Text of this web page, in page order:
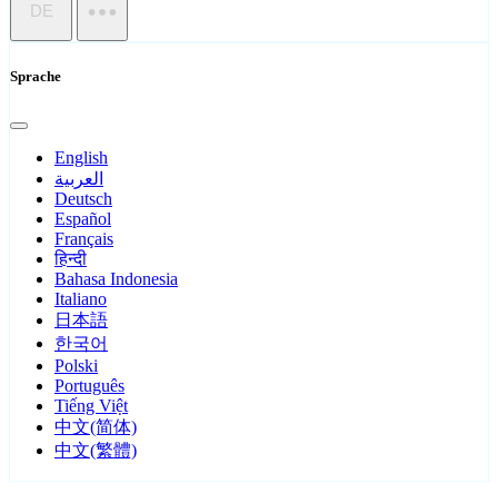
DE
Sprache
English
العربية
Deutsch
Español
Français
हिन्दी
Bahasa Indonesia
Italiano
日本語
한국어
Polski
Português
Tiếng Việt
中文(简体)
中文(繁體)